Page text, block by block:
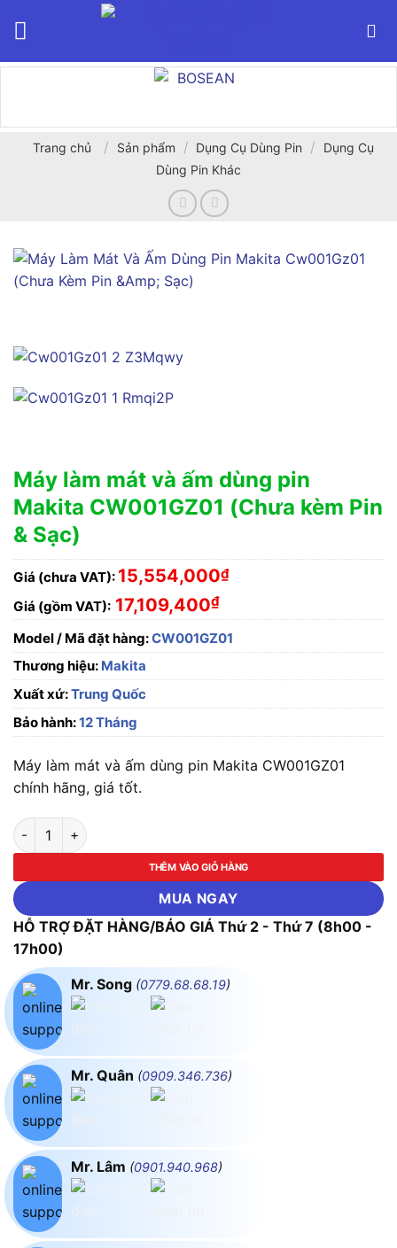
Trang chủ / Sản phẩm / Dụng Cụ Dùng Pin /
Dụng Cụ
Dùng Pin Khác
Máy làm mát và ấm dùng pin
Makita CW001GZ01 (Chưa kèm Pin
& Sạc)
Giá (chưa VAT): 15,554,000₫
Giá (gồm VAT): 17,109,400₫
Model / Mã đặt hàng:CW001GZ01
Thương hiệu: Makita
Xuất xứ:Trung Quốc
Bảo hành:12 Tháng
Máy làm mát và ấm dùng pin Makita CW001GZ01
chính hãng, giá tốt.
Máy làm mát và ấm dùng pin Makita CW001GZ01 (Chưa kèm
THÊM VÀO GIỎ HÀNG
MUA NGAY
HỖ TRỢ ĐẶT HÀNG/BÁO GIÁ Thứ 2 - Thứ 7 (8h00 -
17h00)
Mr. Song (0779.68.68.19)
Mr. Quân (0909.346.736)
Mr. Lâm (0901.940.968)